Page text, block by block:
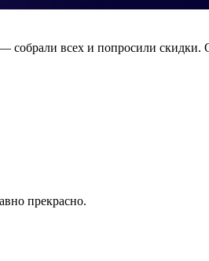
собрали всех и попросили скидки.
прекрасно.